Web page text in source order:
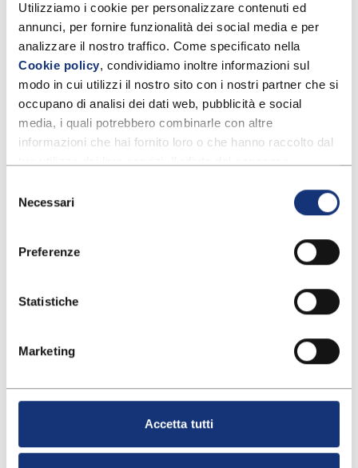
Utilizziamo i cookie per personalizzare contenuti ed
annunci, per fornire funzionalità dei social media e per
Cookie policy, condividiamo inoltre informazioni sul
modo in cui utilizzi il nostro sito con i nostri partner che si
occupano di analisi dei dati web, pubblicità e social
media, i quali potrebbero combinarle con altre
informazioni che hai fornito loro o che hanno raccolto dal
Per ulteriori informazioni puoi consultare anche la nostra
delNecessari
Preferenze
Statistiche
Marketing
Accetta tutti
Cura dei piedi: una guida in 5 step
I rischi della pedicure